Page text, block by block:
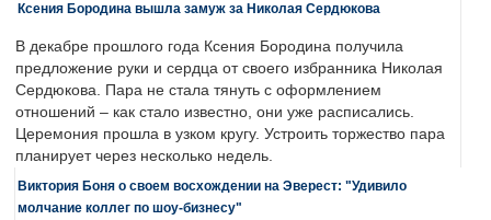
Ксения Бородина вышла замуж за Николая Сердюкова
В декабре прошлого года Ксения Бородина получила
предложение руки и сердца от своего избранника Николая
Сердюкова. Пара не стала тянуть с оформлением
отношений – как стало известно, они уже расписались.
Церемония прошла в узком кругу. Устроить торжество пара
планирует через несколько недель.
Виктория Боня о своем восхождении на Эверест: "Удивило
молчание коллег по шоу-бизнесу"